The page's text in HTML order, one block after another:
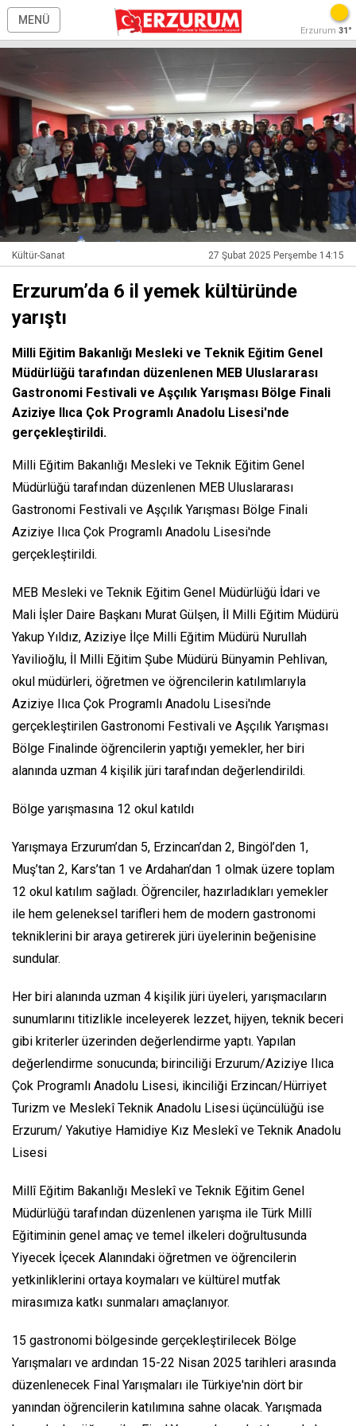
MENÜ
Erzurum 31°
Kültür-Sanat 27 Şubat 2025 Perşembe 14:15
Erzurum’da 6 il yemek kültüründe
yarıştı
Milli Eğitim Bakanlığı Mesleki ve Teknik Eğitim Genel
Müdürlüğü tarafından düzenlenen MEB Uluslararası
Gastronomi Festivali ve Aşçılık Yarışması Bölge Finali
Aziziye Ilıca Çok Programlı Anadolu Lisesi'nde
gerçekleştirildi.
Milli Eğitim Bakanlığı Mesleki ve Teknik Eğitim Genel
Müdürlüğü tarafından düzenlenen MEB Uluslararası
Gastronomi Festivali ve Aşçılık Yarışması Bölge Finali
Aziziye Ilıca Çok Programlı Anadolu Lisesi'nde
gerçekleştirildi.
MEB Mesleki ve Teknik Eğitim Genel Müdürlüğü İdari ve
Mali İşler Daire Başkanı Murat Gülşen, İl Milli Eğitim Müdürü
Yakup Yıldız, Aziziye İlçe Milli Eğitim Müdürü Nurullah
Yavilioğlu, İl Milli Eğitim Şube Müdürü Bünyamin Pehlivan,
okul müdürleri, öğretmen ve öğrencilerin katılımlarıyla
Aziziye Ilıca Çok Programlı Anadolu Lisesi'nde
gerçekleştirilen Gastronomi Festivali ve Aşçılık Yarışması
Bölge Finalinde öğrencilerin yaptığı yemekler, her biri
alanında uzman 4 kişilik jüri tarafından değerlendirildi.
Bölge yarışmasına 12 okul katıldı
Yarışmaya Erzurum’dan 5, Erzincan’dan 2, Bingöl’den 1,
Muş’tan 2, Kars’tan 1 ve Ardahan’dan 1 olmak üzere toplam
12 okul katılım sağladı. Öğrenciler, hazırladıkları yemekler
ile hem geleneksel tarifleri hem de modern gastronomi
tekniklerini bir araya getirerek jüri üyelerinin beğenisine
sundular.
Her biri alanında uzman 4 kişilik jüri üyeleri, yarışmacıların
sunumlarını titizlikle inceleyerek lezzet, hijyen, teknik beceri
gibi kriterler üzerinden değerlendirme yaptı. Yapılan
değerlendirme sonucunda; birinciliği Erzurum/Aziziye Ilıca
Çok Programlı Anadolu Lisesi, ikinciliği Erzincan/Hürriyet
Turizm ve Meslekî Teknik Anadolu Lisesi üçüncülüğü ise
Erzurum/ Yakutiye Hamidiye Kız Meslekî ve Teknik Anadolu
Lisesi
Millî Eğitim Bakanlığı Meslekî ve Teknik Eğitim Genel
Müdürlüğü tarafından düzenlenen yarışma ile Türk Millî
Eğitiminin genel amaç ve temel ilkeleri doğrultusunda
Yiyecek İçecek Alanındaki öğretmen ve öğrencilerin
yetkinliklerini ortaya koymaları ve kültürel mutfak
mirasımıza katkı sunmaları amaçlanıyor.
15 gastronomi bölgesinde gerçekleştirilecek Bölge
Yarışmaları ve ardından 15-22 Nisan 2025 tarihleri arasında
düzenlenecek Final Yarışmaları ile Türkiye'nin dört bir
yanından öğrencilerin katılımına sahne olacak. Yarışmada